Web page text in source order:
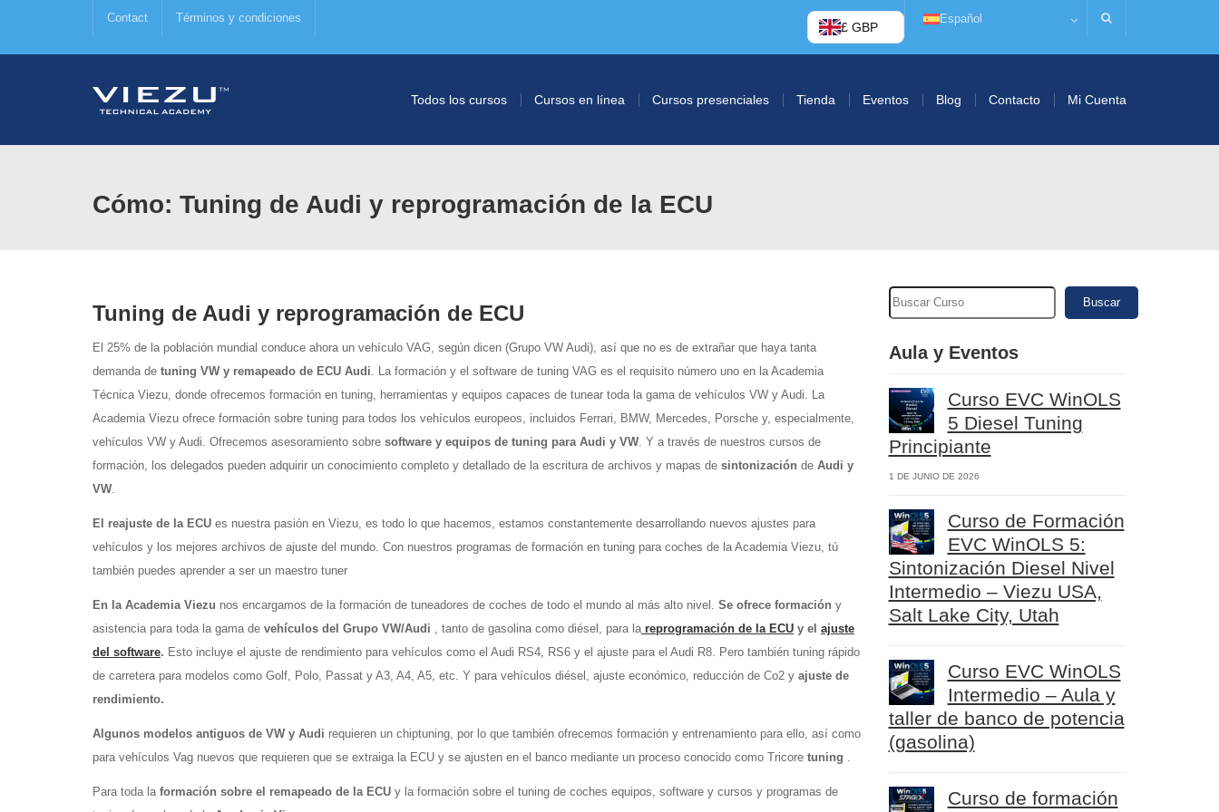
Contact Términos y condiciones
£ GBP
Español
Todos los cursos Cursos en línea Cursos presenciales Tienda Eventos Blog Contacto Mi Cuenta
Cómo: Tuning de Audi y reprogramación de la ECU
Tuning de Audi y reprogramación de ECU
El 25% de la población mundial conduce ahora un vehículo VAG, según dicen (Grupo VW Audi), así que no es de extrañar que haya tanta
demanda de tuning VW y remapeado de ECU Audi. La formación y el software de tuning VAG es el requisito número uno en la Academia
Técnica Viezu, donde ofrecemos formación en tuning, herramientas y equipos capaces de tunear toda la gama de vehículos VW y Audi. La
Academia Viezu ofrece formación sobre tuning para todos los vehículos europeos, incluidos Ferrari, BMW, Mercedes, Porsche y, especialmente,
vehículos VW y Audi. Ofrecemos asesoramiento sobre software y equipos de tuning para Audi y VW. Y a través de nuestros cursos de
formación, los delegados pueden adquirir un conocimiento completo y detallado de la escritura de archivos y mapas de sintonización de Audi y
VW.
El reajuste de la ECU es nuestra pasión en Viezu, es todo lo que hacemos, estamos constantemente desarrollando nuevos ajustes para
vehículos y los mejores archivos de ajuste del mundo. Con nuestros programas de formación en tuning para coches de la Academia Viezu, tú
también puedes aprender a ser un maestro tuner
En la Academia Viezu nos encargamos de la formación de tuneadores de coches de todo el mundo al más alto nivel. Se ofrece formación y
asistencia para toda la gama de vehículos del Grupo VW/Audi , tanto de gasolina como diésel, para lareprogramación de la ECU y el ajuste
del software. Esto incluye el ajuste de rendimiento para vehículos como el Audi RS4, RS6 y el ajuste para el Audi R8. Pero también tuning rápido
de carretera para modelos como Golf, Polo, Passat y A3, A4, A5, etc. Y para vehículos diésel, ajuste económico, reducción de Co2 y ajuste de
rendimiento.
Algunos modelos antiguos de VW y Audi requieren un chiptuning, por lo que también ofrecemos formación y entrenamiento para ello, así como
para vehículos Vag nuevos que requieren que se extraiga la ECU y se ajusten en el banco mediante un proceso conocido como Tricore tuning .
Para toda la formación sobre el remapeado de la ECU y la formación sobre el tuning de coches equipos, software y cursos y programas de
Buscar
Aula y Eventos
Curso EVC WinOLS
5 Diesel Tuning
Principiante
1 DE JUNIO DE 2026
Curso de Formación
EVC WinOLS 5:
Sintonización Diesel Nivel
Intermedio – Viezu USA,
Salt Lake City, Utah
Curso EVC WinOLS
Intermedio – Aula y
taller de banco de potencia
(gasolina)
Curso de formación